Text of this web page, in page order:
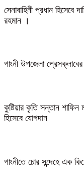
সেনাবাহিনী প্রধান হিসেবে
রহমান ।
গাংনী উপজেলা প্রেসক্লাবের
কুষ্টিয়ার কৃতি সন্তান
হিসেবে যোগদান
গাংনীতে চোর সন্দেহে এক